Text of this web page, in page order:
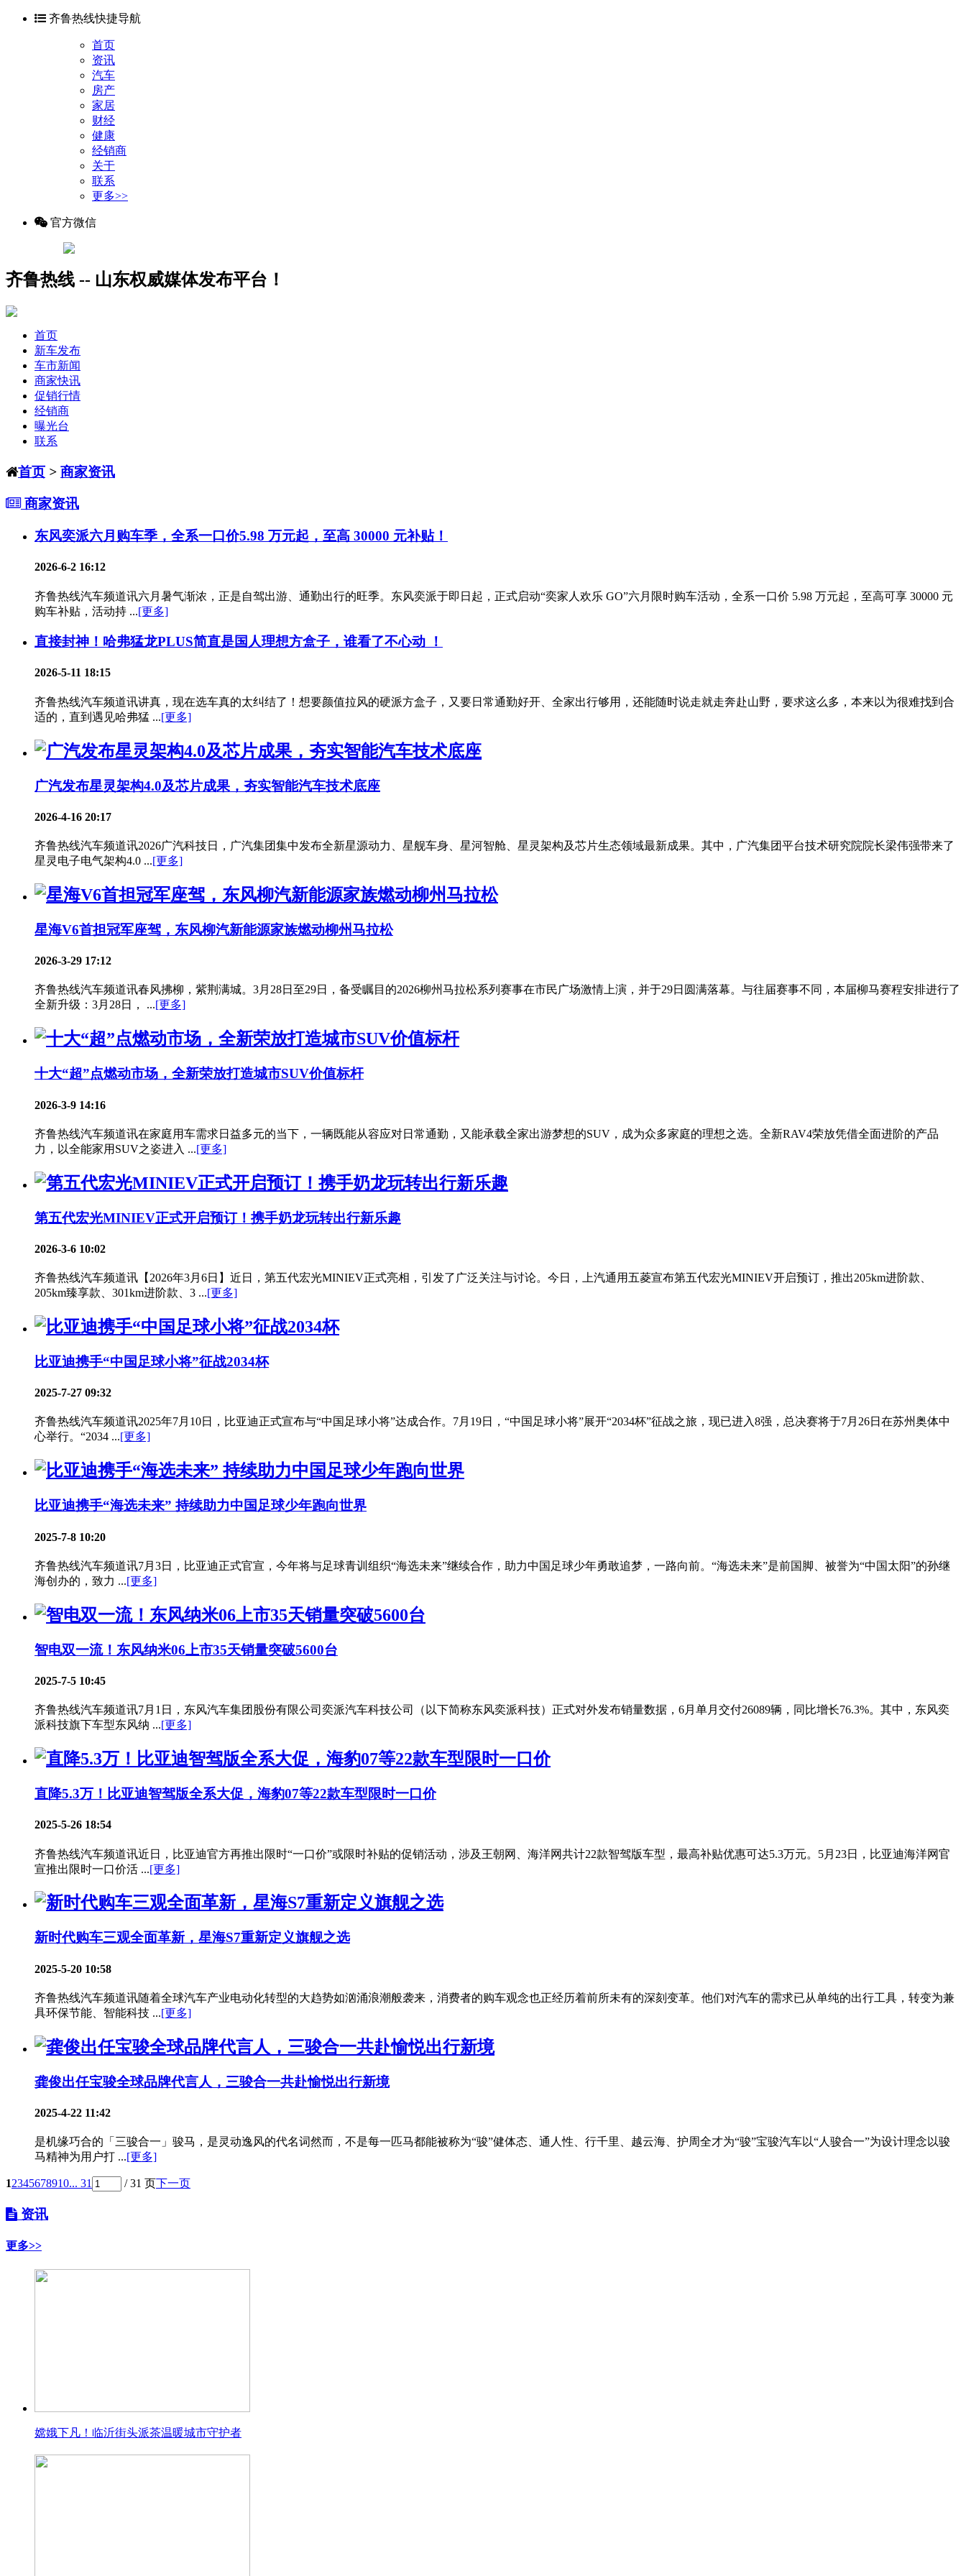
齐鲁热线快捷导航
首页
资讯
汽车
房产
家居
财经
健康
经销商
关于
联系
更多>>
官方微信
齐鲁热线 -- 山东权威媒体发布平台！
首页
新车发布
车市新闻
商家快讯
促销行情
经销商
曝光台
联系
首页 > 商家资讯
商家资讯
东风奕派六月购车季，全系一口价5.98 万元起，至高 30000 元补贴！
2026-6-2 16:12
齐鲁热线汽车频道讯六月暑气渐浓，正是自驾出游、通勤出行的旺季。东风奕派于即日起，正式启动“奕家人欢乐 GO”六月限时购车活动，全系一口价 5.98 万元起，至高可享 30000 元
购车补贴，活动持 ...[更多]
直接封神！哈弗猛龙PLUS简直是国人理想方盒子，谁看了不心动 ！
2026-5-11 18:15
齐鲁热线汽车频道讯讲真，现在选车真的太纠结了！想要颜值拉风的硬派方盒子，又要日常通勤好开、全家出行够用，还能随时说走就走奔赴山野，要求这么多，本来以为很难找到合
适的，直到遇见哈弗猛 ...[更多]
广汽发布星灵架构4.0及芯片成果，夯实智能汽车技术底座
2026-4-16 20:17
齐鲁热线汽车频道讯2026广汽科技日，广汽集团集中发布全新星源动力、星舰车身、星河智舱、星灵架构及芯片生态领域最新成果。其中，广汽集团平台技术研究院院长梁伟强带来了
星灵电子电气架构4.0 ...[更多]
星海V6首担冠军座驾，东风柳汽新能源家族燃动柳州马拉松
2026-3-29 17:12
齐鲁热线汽车频道讯春风拂柳，紫荆满城。3月28日至29日，备受瞩目的2026柳州马拉松系列赛事在市民广场激情上演，并于29日圆满落幕。与往届赛事不同，本届柳马赛程安排进行了
全新升级：3月28日， ...[更多]
十大“超”点燃动市场，全新荣放打造城市SUV价值标杆
2026-3-9 14:16
齐鲁热线汽车频道讯在家庭用车需求日益多元的当下，一辆既能从容应对日常通勤，又能承载全家出游梦想的SUV，成为众多家庭的理想之选。全新RAV4荣放凭借全面进阶的产品
力，以全能家用SUV之姿进入 ...[更多]
第五代宏光MINIEV正式开启预订！携手奶龙玩转出行新乐趣
2026-3-6 10:02
齐鲁热线汽车频道讯【2026年3月6日】近日，第五代宏光MINIEV正式亮相，引发了广泛关注与讨论。今日，上汽通用五菱宣布第五代宏光MINIEV开启预订，推出205km进阶款、
205km臻享款、301km进阶款、3 ...[更多]
比亚迪携手“中国足球小将”征战2034杯
2025-7-27 09:32
齐鲁热线汽车频道讯2025年7月10日，比亚迪正式宣布与“中国足球小将”达成合作。7月19日，“中国足球小将”展开“2034杯”征战之旅，现已进入8强，总决赛将于7月26日在苏州奥体中
心举行。“2034 ...[更多]
比亚迪携手“海选未来” 持续助力中国足球少年跑向世界
2025-7-8 10:20
齐鲁热线汽车频道讯7月3日，比亚迪正式官宣，今年将与足球青训组织“海选未来”继续合作，助力中国足球少年勇敢追梦，一路向前。“海选未来”是前国脚、被誉为“中国太阳”的孙继
海创办的，致力 ...[更多]
智电双一流！东风纳米06上市35天销量突破5600台
2025-7-5 10:45
齐鲁热线汽车频道讯7月1日，东风汽车集团股份有限公司奕派汽车科技公司（以下简称东风奕派科技）正式对外发布销量数据，6月单月交付26089辆，同比增长76.3%。其中，东风奕
派科技旗下车型东风纳 ...[更多]
直降5.3万！比亚迪智驾版全系大促，海豹07等22款车型限时一口价
2025-5-26 18:54
齐鲁热线汽车频道讯近日，比亚迪官方再推出限时“一口价”或限时补贴的促销活动，涉及王朝网、海洋网共计22款智驾版车型，最高补贴优惠可达5.3万元。5月23日，比亚迪海洋网官
宣推出限时一口价活 ...[更多]
新时代购车三观全面革新，星海S7重新定义旗舰之选
2025-5-20 10:58
齐鲁热线汽车频道讯随着全球汽车产业电动化转型的大趋势如汹涌浪潮般袭来，消费者的购车观念也正经历着前所未有的深刻变革。他们对汽车的需求已从单纯的出行工具，转变为兼
具环保节能、智能科技 ...[更多]
龚俊出任宝骏全球品牌代言人，三骏合一共赴愉悦出行新境
2025-4-22 11:42
是机缘巧合的「三骏合一」骏马，是灵动逸风的代名词然而，不是每一匹马都能被称为“骏”健体态、通人性、行千里、越云海、护周全才为“骏”宝骏汽车以“人骏合一”为设计理念以骏
马精神为用户打 ...[更多]
12345678910... 31 / 31 页下一页
资讯
更多>>
嫦娥下凡！临沂街头派茶温暖城市守护者